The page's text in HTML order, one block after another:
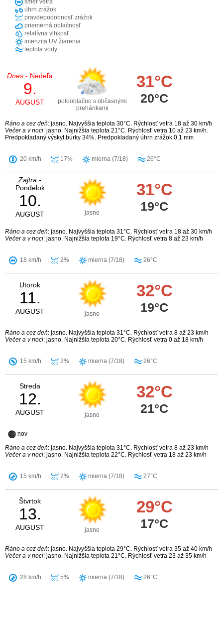
smer vetra
úhrn zrážok
pravdepodobnosť zrážok
priemerná oblačnosť
relatívna vlhkosť
intenzita UV žiarenia
teplota vody
Dnes - Nedeľa
9.
AUGUST
polooblačno s občasnými
prehánkami
31°C
20°C
Ráno a cez deň: jasno. Najvyššia teplota 30°C. Rýchlosť vetra 18 až 30 km/h
Večer a v noci: jasno. Najnižšia teplota 21°C. Rýchlosť vetra 10 až 23 km/h.
Predpokladaný výskyt búrky 34%. Predpokladaný úhrn zrážok 0.1 mm
20 km/h 17% mierna (7/18) 26°C
Zajtra -
Pondelok
10.
AUGUST jasno
31°C
19°C
Ráno a cez deň: jasno. Najvyššia teplota 31°C. Rýchlosť vetra 18 až 30 km/h
Večer a v noci: jasno. Najnižšia teplota 19°C. Rýchlosť vetra 8 až 23 km/h
18 km/h 2% mierna (7/18) 26°C
Utorok
11.
AUGUST jasno
32°C
19°C
Ráno a cez deň: jasno. Najvyššia teplota 31°C. Rýchlosť vetra 8 až 23 km/h
Večer a v noci: jasno. Najnižšia teplota 20°C. Rýchlosť vetra 0 až 18 km/h
15 km/h 2% mierna (7/18) 26°C
Streda
12.
AUGUST jasno
32°C
21°C
nov
Ráno a cez deň: jasno. Najvyššia teplota 31°C. Rýchlosť vetra 8 až 23 km/h
Večer a v noci: jasno. Najnižšia teplota 22°C. Rýchlosť vetra 18 až 23 km/h
15 km/h 2% mierna (7/18) 27°C
Štvrtok
13.
AUGUST jasno
29°C
17°C
Ráno a cez deň: jasno. Najvyššia teplota 29°C. Rýchlosť vetra 35 až 40 km/h
Večer a v noci: jasno. Najnižšia teplota 21°C. Rýchlosť vetra 23 až 35 km/h
28 km/h 5% mierna (7/18) 26°C